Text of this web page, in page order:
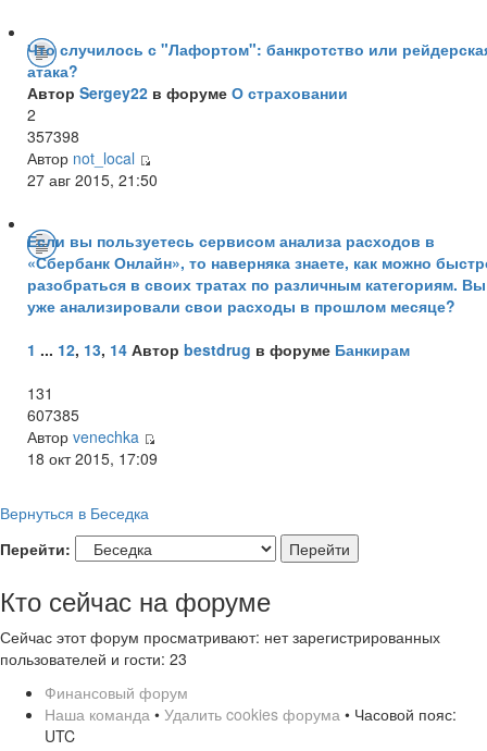
Что случилось с "Лафортом": банкротство или
атака?
Автор Sergey22 в форуме О страховании
2
357398
Автор not_local
27 авг 2015, 21:50
Если вы пользуетесь сервисом анализа расходов в
«Сбербанк Онлайн», то наверняка знаете, как можно
разобраться в своих тратах по различным категориям. Вы
уже анализировали свои расходы в прошлом месяце?
1 ... 12, 13, 14 Автор bestdrug в форуме Банкирам
131
607385
Автор venechka
18 окт 2015, 17:09
Вернуться в Беседка
Перейти:
Кто сейчас на форуме
Сейчас этот форум просматривают: нет зарегистрированных
пользователей и гости: 23
Финансовый форум
Наша команда • Удалить cookies форума • Часовой пояс:
UTC